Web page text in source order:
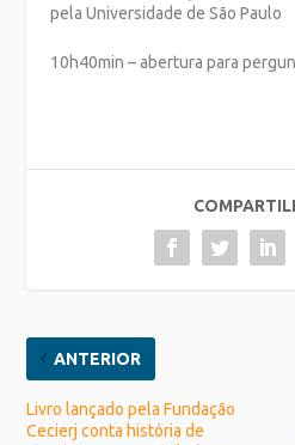
pela Universidade de São Paulo
10h40min – abertura para
ANTERIOR
Livro lançado pela Fundação
Cecierj conta história de